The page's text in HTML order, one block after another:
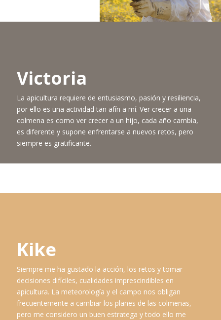
Victoria
La apicultura requiere de entusiasmo, pasión y resiliencia,
por ello es una actividad tan afín a mí. Ver crecer a una
colmena es como ver crecer a un hijo, cada año cambia,
es diferente y supone enfrentarse a nuevos retos, pero
siempre es gratificante.
Kike
Siempre me ha gustado la acción, los retos y tomar
decisiones difíciles, cualidades imprescindibles en
apicultura. La meteorología y el campo nos obligan
frecuentemente a cambiar los planes de las colmenas,
pero me considero un buen estratega y todo ello me